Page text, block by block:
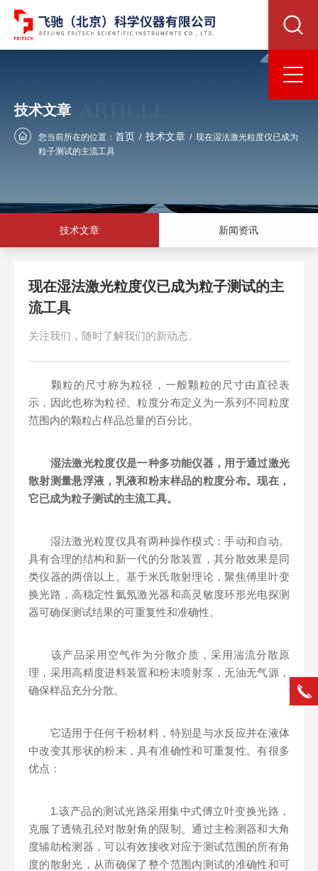
技术文章
您当前所在的位置： 首页 / 技术文章 / 现在湿法激光粒度仪已成为
粒子测试的主流工具
技术文章 新闻资讯
现在湿法激光粒度仪已成为粒子测试的主
流工具
关注我们，随时了解我们的新动态。
颗粒的尺寸称为粒径，一般颗粒的尺寸由直径表
示，因此也称为粒径。粒度分布定义为一系列不同粒度
范围内的颗粒占样品总量的百分比。
湿法激光粒度仪是一种多功能仪器，用于通过激光
散射测量悬浮液，乳液和粉末样品的粒度分布。现在，
它已成为粒子测试的主流工具。
湿法激光粒度仪具有两种操作模式：手动和自动。
具有合理的结构和新一代的分散装置，其分散效果是同
类仪器的两倍以上。基于米氏散射理论，聚焦傅里叶变
换光路，高稳定性氦氖激光器和高灵敏度环形光电探测
器可确保测试结果的可重复性和准确性。
该产品采用空气作为分散介质，采用湍流分散原
理，采用高精度进料装置和粉末喷射泵，无油无气源，
确保样品充分分散。
它适用于任何干粉材料，特别是与水反应并在液体
中改变其形状的粉末，具有准确性和可重复性。有很多
优点：
1.该产品的测试光路采用集中式傅立叶变换光路，
克服了透镜孔径对散射角的限制。通过主检测器和大角
度辅助检测器，可以有效接收对应于测试范围的所有角
度的散射光，从而确保了整个范围内测试的准确性和可